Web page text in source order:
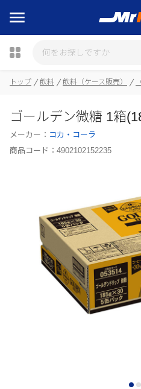
トップ 飲料 飲料（ケース販売）
ゴールデン微糖 1箱
メーカー： コカ・コーラ
商品コード： 4902102152235